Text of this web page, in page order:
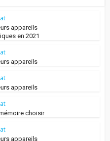
appareils
en 2021
appareils
appareils
choisir
appareils